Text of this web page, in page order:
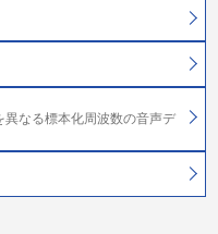
なる標本化周波数の音声デ